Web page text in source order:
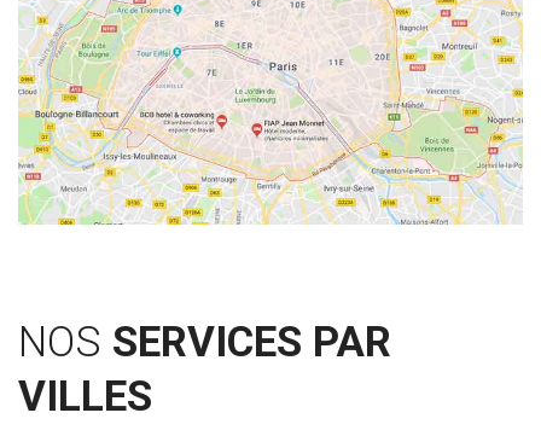
NOS SERVICES PAR
VILLES